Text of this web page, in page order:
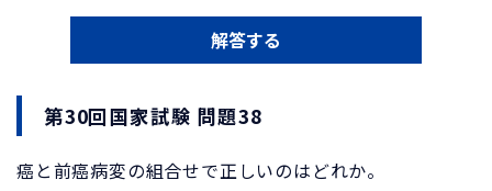
解答する
第30回国家試験 問題38
癌と前癌病変の組合せで正しいのはどれか。